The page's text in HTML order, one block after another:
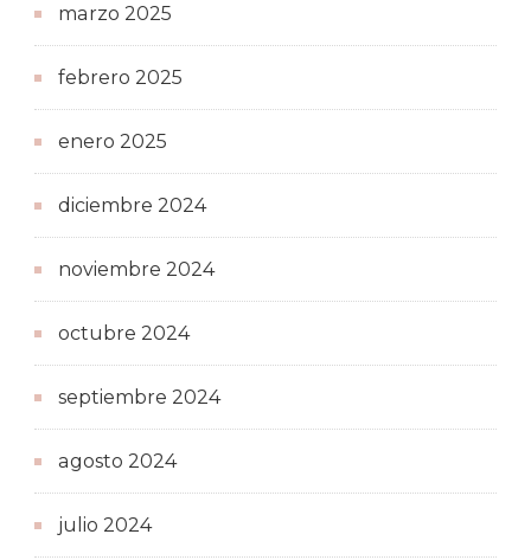
marzo 2025
febrero 2025
enero 2025
diciembre 2024
noviembre 2024
octubre 2024
septiembre 2024
agosto 2024
julio 2024